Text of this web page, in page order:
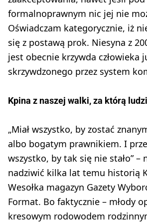
formalnoprawnym nic jej nie
Oświadczam kategorycznie, iż
się z postawą prok. Niesyna z
jest obecnie krzywda człowieka
skrzywdzonego przez system
Kpina z naszej walki, za którą
„Miał wszystko, by zostać
albo bogatym prawnikiem. I
wszystko, by tak się nie stało” –
nadziwić kilka lat temu historią
Wesołka magazyn Gazety
Format. Bo faktycznie – młody
kresowym rodowodem